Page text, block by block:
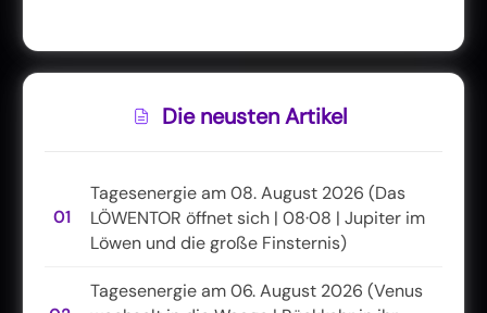
Die neusten Artikel
01
Tagesenergie am 08. August 2026 (Das
LÖWENTOR öffnet sich | 08·08 | Jupiter im
Löwen und die große Finsternis)
Tagesenergie am 06. August 2026 (Venus